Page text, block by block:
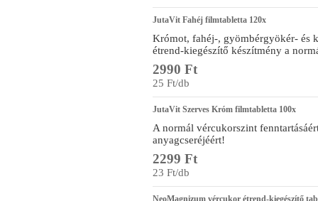
JutaVit Fahéj filmtabletta 120x
Krómot, fahéj-, gyömbérgyökér- és
étrend-kiegészítő készítmény a
2990 Ft
25 Ft/db
JutaVit Szerves Króm filmtabletta 100x
A normál vércukorszint
anyagcseréjéért!
2299 Ft
23 Ft/db
NeoMagnizum vércukor étrend-kiegészítő